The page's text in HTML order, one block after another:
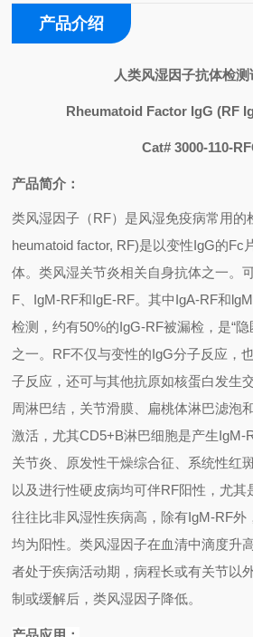
产品介绍
人类风湿因子抗体检
Rheumatoid Factor IgG (RF
Cat# 3000-110-
产品简介：
类风湿因子（RF）是风湿免疫病常用
heumatoid factor, RF)是以变性IgG的Fc
体。类风湿关节炎相关自身抗体之一。
F
IgM-RF和IgE-RF。其中IgA-RF和
检测，约有50%的IgG-RF被漏检，是“
之一。 RF不仅与变性的IgG分子反应，
子反应，还可与其他抗原如核蛋白发生
周淋巴结，关节滑膜、扁桃体淋巴滤泡
激活，尤其CD5+B淋巴细胞是产生IgM-
关节炎、 原发性干燥综合征 、系统性红
以及进行性硬皮病均可伴RF阳性，尤其
往往比非风湿性疾病高，除有IgM-RF外
均为阳性。类风湿因子在血清中滴度升
者处于疾病活动期，病程长或有关节以
制或缓解后，类风湿因子降低。